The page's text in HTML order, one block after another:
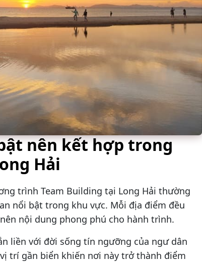
nên kết hợp trong
Hải
trình Team Building tại Long Hải thường
nổi bật trong khu vực. Mỗi địa điểm đều
nội dung phong phú cho hành trình.
liền với đời sống tín ngưỡng của ngư dân
trí gần biển khiến nơi này trở thành điểm